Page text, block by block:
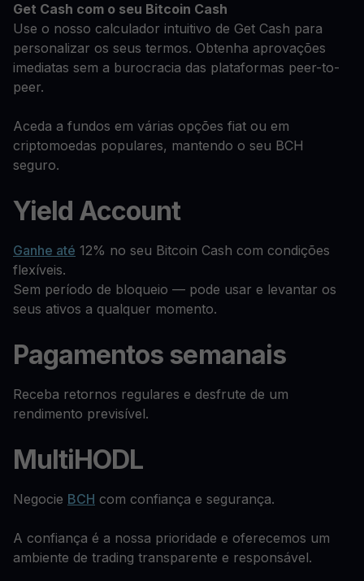
Get Cash com o seu Bitcoin Cash
Use o nosso calculador intuitivo de Get Cash para
personalizar os seus termos. Obtenha aprovações
imediatas sem a burocracia das plataformas peer-to-
peer.
Aceda a fundos em várias opções fiat ou em
criptomoedas populares, mantendo o seu BCH
seguro.
Yield Account
Ganhe até 12% no seu Bitcoin Cash com condições
flexíveis.
Sem período de bloqueio — pode usar e levantar os
seus ativos a qualquer momento.
Pagamentos semanais
Receba retornos regulares e desfrute de um
rendimento previsível.
MultiHODL
Negocie BCH com confiança e segurança.
A confiança é a nossa prioridade e oferecemos um
ambiente de trading transparente e responsável.